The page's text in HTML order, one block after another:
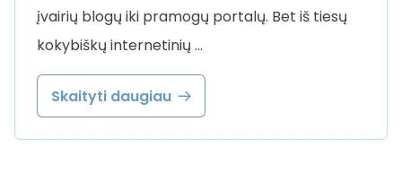
įvairių blogų iki pramogų portalų. Bet iš tiesų
kokybiškų internetinių …
Skaityti daugiau